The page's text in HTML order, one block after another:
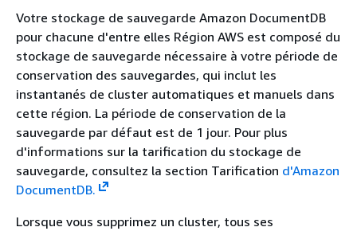
Votre stockage de sauvegarde Amazon DocumentDB
pour chacune d'entre elles Région AWS est composé du
stockage de sauvegarde nécessaire à votre période de
conservation des sauvegardes, qui inclut les
instantanés de cluster automatiques et manuels dans
cette région. La période de conservation de la
sauvegarde par défaut est de 1 jour. Pour plus
d'informations sur la tarification du stockage de
sauvegarde, consultez la section Tarification d'Amazon
DocumentDB.
Lorsque vous supprimez un cluster, tous ses